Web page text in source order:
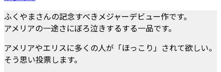
ふくやまさんの記念すべきメジャーデビュー作です。
アメリアの一途さにぼろ泣きするする一品です。
アメリアやエリスに多くの人が「ほっこり」されて欲しい。
そう思い投票します。